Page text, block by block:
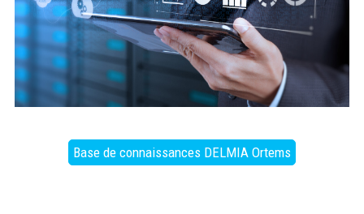
Base de connaissances DELMIA Ortems